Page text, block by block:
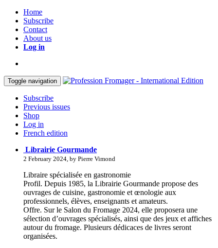
Home
Subscribe
Contact
About us
Log in
Toggle navigation
Subscribe
Previous issues
Shop
Log in
French edition
Librairie Gourmande
2 February 2024, by Pierre Vimond
Libraire spécialisée en gastronomie
Profil. Depuis 1985, la Librairie Gourmande propose des
ouvrages de cuisine, gastronomie et œnologie aux
professionnels, élèves, enseignants et amateurs.
Offre. Sur le Salon du Fromage 2024, elle proposera une
sélection d’ouvrages spécialisés, ainsi que des jeux et affiches
autour du fromage. Plusieurs dédicaces de livres seront
organisées.